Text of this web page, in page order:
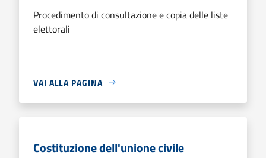
Procedimento di consultazione e copia delle liste
elettorali
VAI ALLA PAGINA
Costituzione dell'unione civile